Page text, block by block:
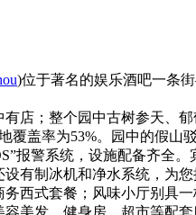
)位于著名的娱乐酒吧一条
；整个园中古树参天、郁
覆盖率为53%。园中的假山
警系统，设施配备齐全。
有制冰机和净水系统，为您
式套餐；风味小厅别具一
美发、健身房、超市等配